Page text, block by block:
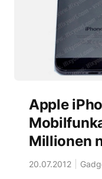
Apple
Millionen
20.07.2012